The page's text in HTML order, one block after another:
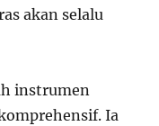
akan selalu
instrumen
Ia